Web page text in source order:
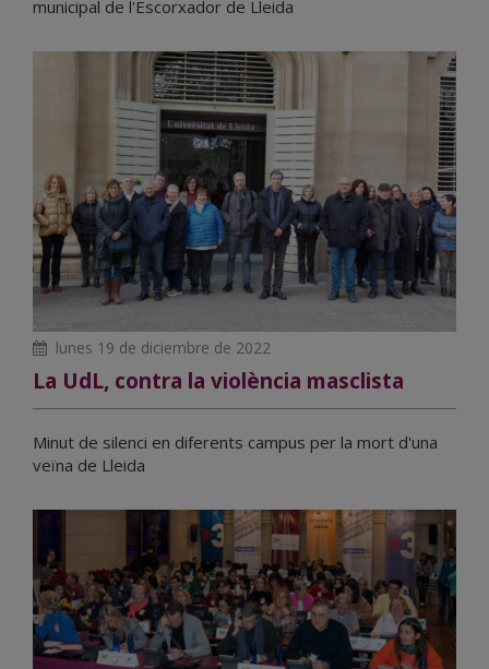
municipal de l'Escorxador de Lleida
lunes 19 de diciembre de 2022
La UdL, contra la violència masclista
Minut de silenci en diferents campus per la mort d'una
veïna de Lleida